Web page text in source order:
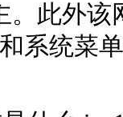
。此外
系统菜